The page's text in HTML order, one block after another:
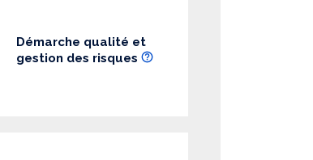
Démarche qualité et
gestion des risques